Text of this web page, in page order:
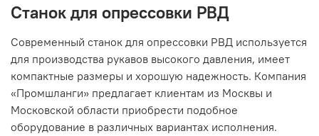
Станок для опрессовки РВД
Современный станок для опрессовки РВД используется
для производства рукавов высокого давления, имеет
компактные размеры и хорошую надежность. Компания
«Промшланги» предлагает клиентам из Москвы и
Московской области приобрести подобное
оборудование в различных вариантах исполнения.